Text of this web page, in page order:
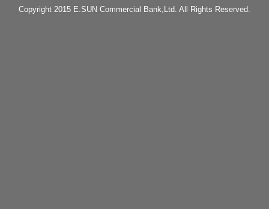
Copyright 2015 E.SUN Commercial Bank,Ltd. All Rights Reserved.